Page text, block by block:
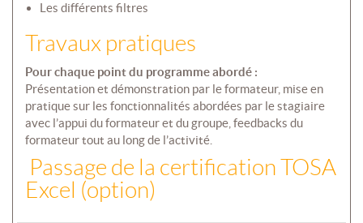
Les différents filtres
Travaux pratiques
Pour chaque point du programme abordé :
Présentation et démonstration par le formateur, mise en
pratique sur les fonctionnalités abordées par le stagiaire
avec l’appui du formateur et du groupe, feedbacks du
formateur tout au long de l’activité.
Passage de la certification TOSA
Excel (option)